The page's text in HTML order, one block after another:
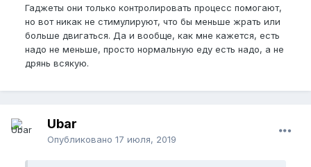
Гаджеты они только контролировать процесс помогают,
но вот никак не стимулируют, что бы меньше жрать или
больше двигаться. Да и вообще, как мне кажется, есть
надо не меньше, просто нормальную еду есть надо, а не
дрянь всякую.
Ubar
Опубликовано 17 июля, 2019